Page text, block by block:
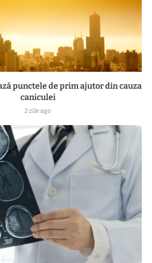
punctele de prim ajutor din cauza
caniculei
2 zile ago